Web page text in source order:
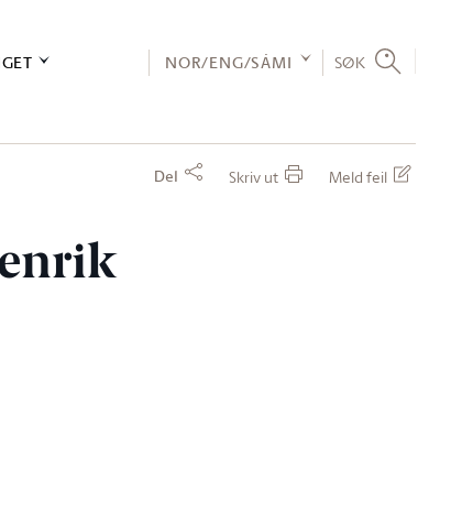
NOR/ENG/SÁMI SØK
Del Skriv ut Meld feil